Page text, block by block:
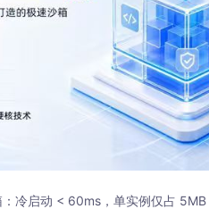
的代理设置：
冷启动 < 60ms，单实例仅占